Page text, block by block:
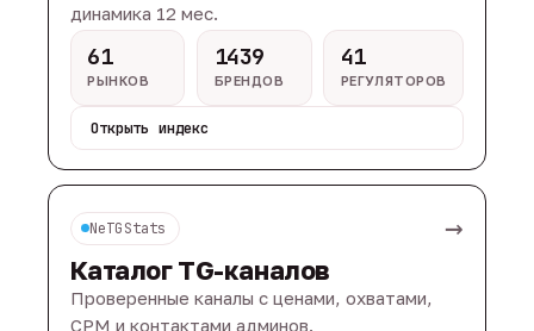
динамика 12 мес.
61
РЫНКОВ
1439
БРЕНДОВ
41
РЕГУЛЯТОРОВ
Открыть индекс
NeTGStats →
Каталог TG-каналов
Проверенные каналы с ценами, охватами,
CPM и контактами админов.